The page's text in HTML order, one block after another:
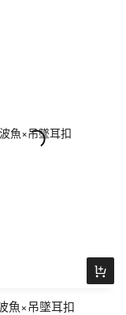
魚×吊墜耳扣